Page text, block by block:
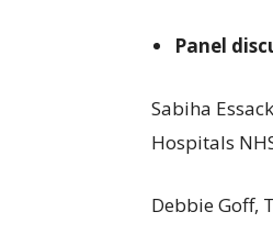
Panel
Sabiha
Hospitals
Debbie Goff,